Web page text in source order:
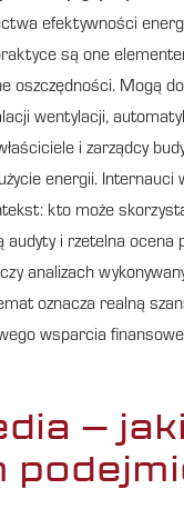
efektywności
są one
oszczędności. Mogą
wentylacji,
i zarządcy
energii. Internauci
kto może
i rzetelna
analizach
oznacza realną
wsparcia
–